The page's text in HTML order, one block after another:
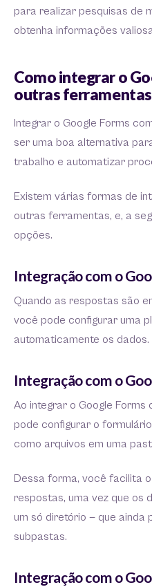
para realizar pesquisas de
obtenha informações
Como integrar o
outras
Integrar o Google Forms
ser uma boa alternativa
trabalho e automatizar
Existem várias formas de
outras ferramentas, e, a
opções.
Integração com o
Quando as respostas são
você pode configurar uma
automaticamente os dados.
Integração com o
Ao integrar o Google Forms
pode configurar o
como arquivos em uma
Dessa forma, você facilita
respostas, uma vez que os
um só diretório — que ainda
subpastas.
Integração com o